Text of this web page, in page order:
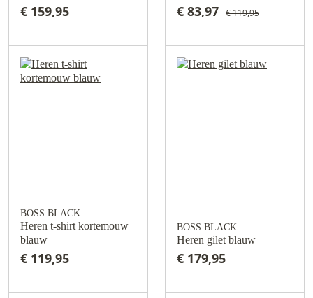
€ 159,95 € 83,97 € 119,95
BOSS BLACK
Heren t-shirt kortemouw
blauw
€ 119,95
BOSS BLACK
Heren gilet blauw
€ 179,95